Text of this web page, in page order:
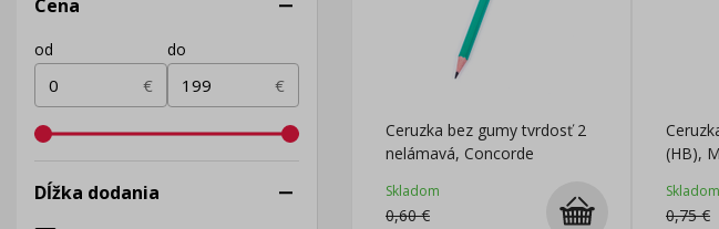
Cena
od
€
do
€
Dĺžka dodania
Ceruzka bez gumy tvrdosť 2
nelámavá, Concorde
Skladom
0,60€
(HB),
Skladom
0,75€